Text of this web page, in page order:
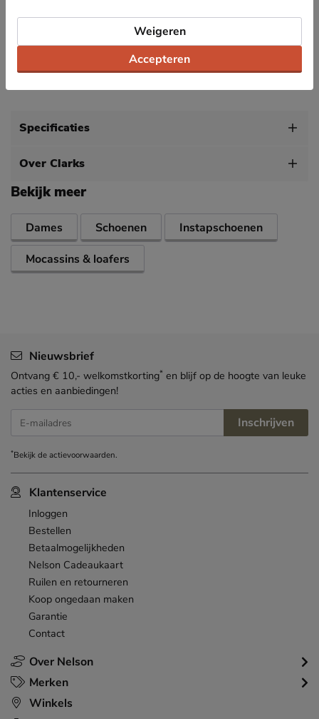
Met een comfortabele plateauhoogte van 4
centimeter geniet je van extra lengte zonder in te
leveren op dagelijks loopgemak. Deze veelzijdige
schoen is de ideale keuze voor een festival of een
Specificaties
Over Clarks
Bekijk meer
Dames Schoenen
Instapschoenen
Mocassins & loafers
Over Nelson
Klantenservice
Inloggen
Bestellen
Betaalmogelijkheden
Nelson Cadeaukaart
Ruilen en retourneren
Koop ongedaan maken
Garantie
Contact
Merken
Winkels
Nieuwsbrief
Ontvang € 10,- welkomstkorting* en blijf op de hoogte van leuke
acties en aanbiedingen!
E-mailadres Inschrijven
*Bekijk deactievoorwaarden.
Accepteren
Weigeren